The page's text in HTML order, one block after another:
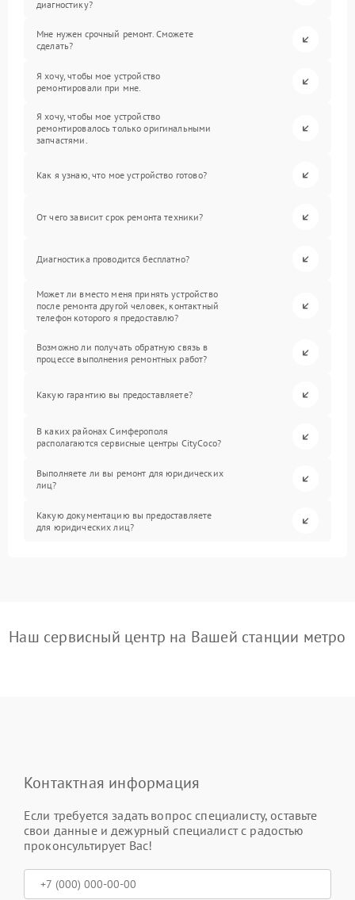
диагностику?
Мне нужен срочный ремонт. Сможете
сделать?
Я хочу, чтобы мое устройство
ремонтировали при мне.
Я хочу, чтобы мое устройство
ремонтировалось только оригинальными
запчастями.
Как я узнаю, что мое устройство готово?
От чего зависит срок ремонта техники?
Диагностика проводится бесплатно?
Может ли вместо меня принять устройство
после ремонта другой человек, контактный
телефон которого я предоставлю?
Возможно ли получать обратную связь в
процессе выполнения ремонтных работ?
Какую гарантию вы предоставляете?
В каких районах Симферополя
располагаются сервисные центры CityCoco?
Выполняете ли вы ремонт для юридических
лиц?
Какую документацию вы предоставляете
для юридических лиц?
Наш сервисный центр на Вашей станции метро
Контактная информация
Если требуется задать вопрос специалисту, оставьте
свои данные и дежурный специалист с радостью
проконсультирует Вас!